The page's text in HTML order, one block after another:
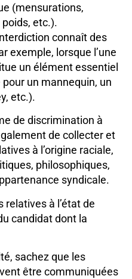
(mensurations,
etc.).
connaît des
exemple, lorsque l’une
un élément essentiel
un mannequin, un
etc.).
de discrimination à
de collecter et
à l’origine raciale,
philosophiques,
syndicale.
à l’état de
candidat dont la
sachez que les
être communiquées